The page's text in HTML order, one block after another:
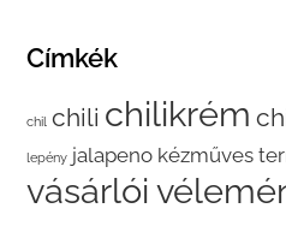
Címkék
chil chili chilikrém
lepény jalapeno kézműves
vásárlói